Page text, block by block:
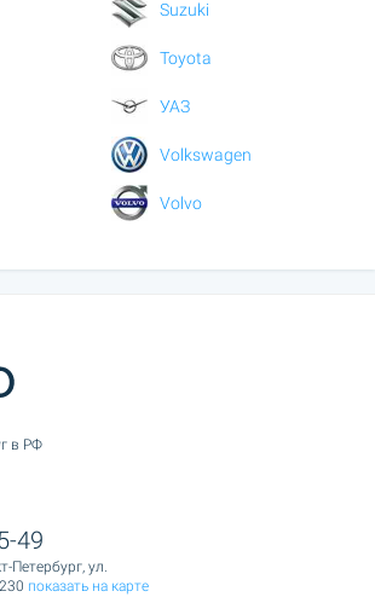
Suzuki
Toyota
УАЗ
Volkswagen
Volvo
в РФ
49
Петербург, ул.
показать на карте